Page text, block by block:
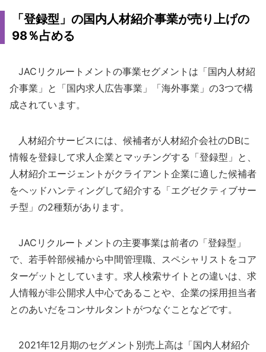
「登録型」の国内人材紹介事業が売り上げの
98％占める
JACリクルートメントの事業セグメントは「国内人材紹
介事業」と「国内求人広告事業」「海外事業」の3つで構
成されています。
人材紹介サービスには、候補者が人材紹介会社のDBに
情報を登録して求人企業とマッチングする「登録型」と、
人材紹介エージェントがクライアント企業に適した候補者
をヘッドハンティングして紹介する「エグゼクティブサー
チ型」の2種類があります。
JACリクルートメントの主要事業は前者の「登録型」
で、若手幹部候補から中間管理職、スペシャリストをコア
ターゲットとしています。求人検索サイトとの違いは、求
人情報が非公開求人中心であることや、企業の採用担当者
とのあいだをコンサルタントがつなぐことなどです。
2021年12月期のセグメント別売上高は「国内人材紹介